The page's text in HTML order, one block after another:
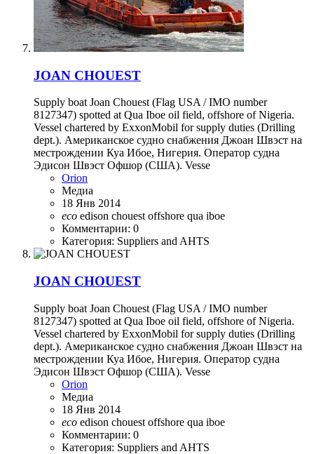
JOAN CHOUEST
Supply boat Joan Chouest (Flag USA / IMO number
8127347) spotted at Qua Iboe oil field, offshore of Nigeria.
Vessel chartered by ExxonMobil for supply duties (Drilling
dept.). Американское судно снабжения Джоан Швэст на
местрождении Куа Ибое, Нигерия. Оператор судна
Эдисон Швэст Офшор (США). Vesse
Orion
Медиа
18 Янв 2014
eco edison chouest offshore qua iboe
Комментарии: 0
Категория: Suppliers and AHTS
JOAN CHOUEST
Supply boat Joan Chouest (Flag USA / IMO number
8127347) spotted at Qua Iboe oil field, offshore of Nigeria.
Vessel chartered by ExxonMobil for supply duties (Drilling
dept.). Американское судно снабжения Джоан Швэст на
местрождении Куа Ибое, Нигерия. Оператор судна
Эдисон Швэст Офшор (США). Vesse
Orion
Медиа
18 Янв 2014
eco edison chouest offshore qua iboe
Комментарии: 0
Категория: Suppliers and AHTS